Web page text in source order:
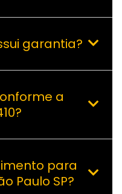
garantia?
a
para
Paulo SP?